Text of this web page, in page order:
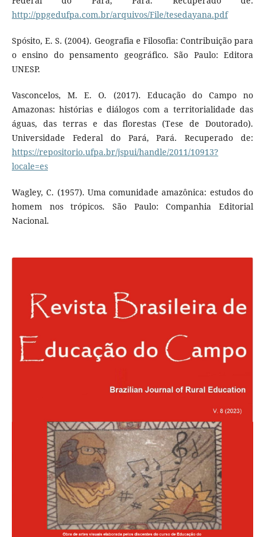
http://ppgedufpa.com.br/arquivos/File/tesedayana.pdf
Spósito, E. S. (2004). Geografia e Filosofia: Contribuição para
o ensino do pensamento geográfico. São Paulo: Editora
UNESP.
Vasconcelos, M. E. O. (2017). Educação do Campo no
Amazonas: histórias e diálogos com a territorialidade das
águas, das terras e das florestas (Tese de Doutorado).
Universidade Federal do Pará, Pará. Recuperado de:
https://repositorio.ufpa.br/jspui/handle/2011/10913?
locale=es
Wagley, C. (1957). Uma comunidade amazônica: estudos do
homem nos trópicos. São Paulo: Companhia Editorial
Nacional.